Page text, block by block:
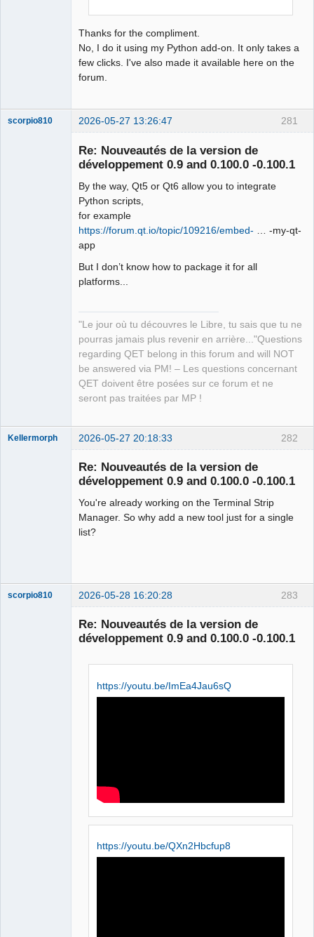
Thanks for the compliment.
No, I do it using my Python add-on. It only takes a
few clicks. I've also made it available here on the
forum.
281
scorpio810 2026-05-27 13:26:47
Re: Nouveautés de la version de
développement 0.9 and 0.100.0 -0.100.1
By the way, Qt5 or Qt6 allow you to integrate
Python scripts,
for example
https://forum.qt.io/topic/109216/embed- … -my-qt-
app
But I don’t know how to package it for all
platforms...
"Le jour où tu découvres le Libre, tu sais que tu ne
pourras jamais plus revenir en arrière..."Questions
regarding QET belong in this forum and will NOT
be answered via PM! – Les questions concernant
QET doivent être posées sur ce forum et ne
seront pas traitées par MP !
282
Kellermorph 2026-05-27 20:18:33
Re: Nouveautés de la version de
développement 0.9 and 0.100.0 -0.100.1
You're already working on the Terminal Strip
Manager. So why add a new tool just for a single
list?
283
scorpio810 2026-05-28 16:20:28
Re: Nouveautés de la version de
développement 0.9 and 0.100.0 -0.100.1
https://youtu.be/ImEa4Jau6sQ
https://youtu.be/QXn2Hbcfup8